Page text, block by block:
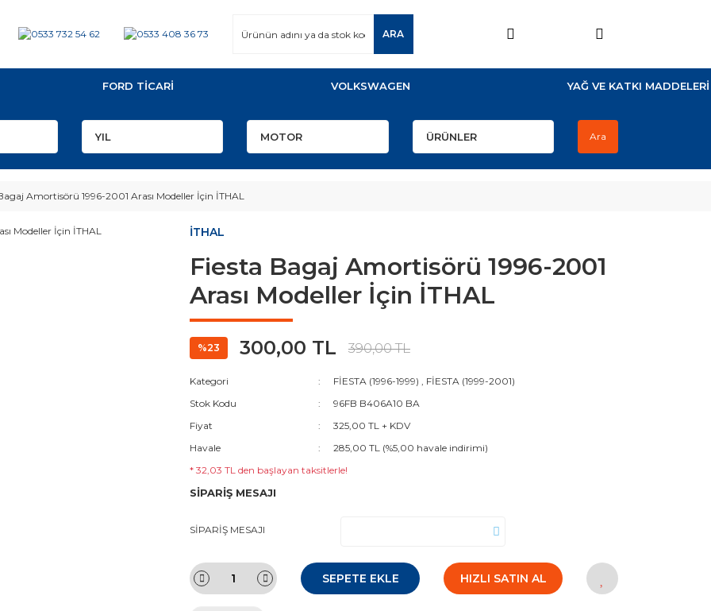
ARA
FORD TİCARİ VOLKSWAGEN YAĞ VE KATKI MADDELERİ
Ara
Amortisörü 1996-2001 Arası Modeller İçin İTHAL
İTHAL
Fiesta Bagaj Amortisörü 1996-2001
Arası Modeller İçin İTHAL
%23 300,00 TL 390,00 TL
Kategori FİESTA (1996-1999) , FİESTA (1999-2001)
Stok Kodu
96FB B406A10 BA
Fiyat
325,00 TL + KDV
Havale
285,00 TL (%5,00 havale indirimi)
* 32,03 TL den başlayan taksitlerle!
SİPARİŞ MESAJI
SİPARİŞ MESAJI
SEPETE EKLE HIZLI SATIN AL